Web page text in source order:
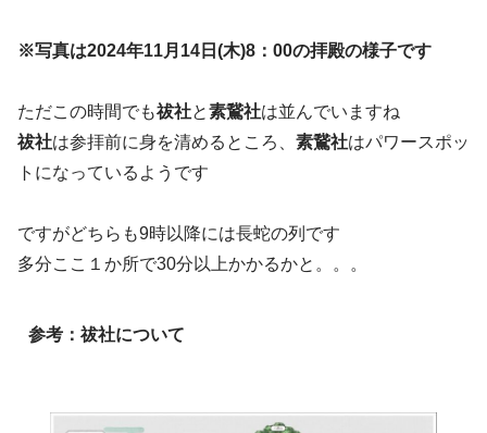
※写真は2024年11月14日(木)8：00の拝殿の様子です
ただこの時間でも祓社と素鵞社は並んでいますね
祓社は参拝前に身を清めるところ、 素鵞社はパワースポッ
トになっているようです
ですがどちらも9時以降には長蛇の列です
多分ここ１か所で30分以上かかるかと。。。
参考：祓社について